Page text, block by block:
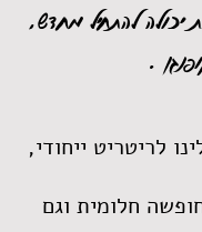
להתחיל מחדש,
.
לריטריט ייחודי,
חלומית וגם